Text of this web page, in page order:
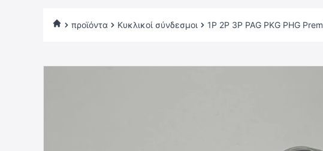
προϊόντα Κυκλικοί σύνδεσμοι 1P 2P 3P PAG PKG PHG